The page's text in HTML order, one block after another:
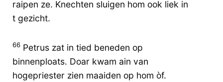
raipen ze. Knechten sluigen hom ook liek in
t gezicht.
66 Petrus zat in tied beneden op
binnenploats. Doar kwam ain van
hogepriester zien maaiden op hom òf.